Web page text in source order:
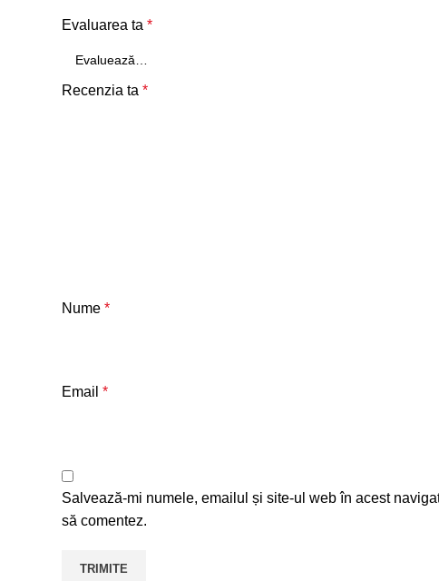
Evaluarea ta *
Recenzia ta *
Nume *
Email *
Salvează-mi numele, emailul și site-ul web în acest
să comentez.